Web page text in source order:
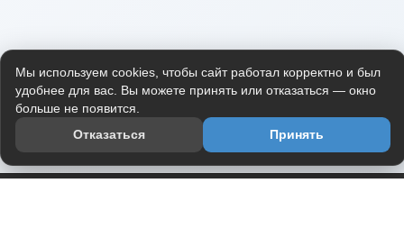
Мы используем cookies, чтобы сайт работал корректно и был
удобнее для вас. Вы можете принять или отказаться — окно
больше не появится.
Отказаться
Принять